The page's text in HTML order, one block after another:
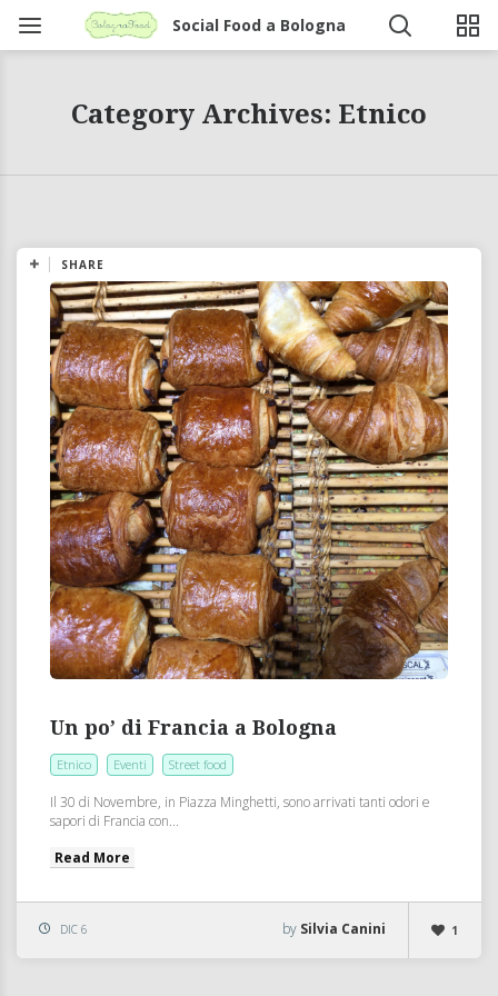
Social Food a Bologna
Category Archives: Etnico
SHARE
Un po’ di Francia a Bologna
Etnico Eventi Street food
Il 30 di Novembre, in Piazza Minghetti, sono arrivati tanti odori e
sapori di Francia con...
Read More
DIC 6 1
by Silvia Canini